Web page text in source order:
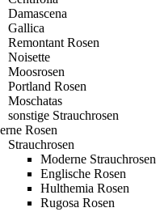
Damascena
Gallica
Remontant Rosen
Noisette
Moosrosen
Portland Rosen
Moschatas
sonstige Strauchrosen
Rosen
Strauchrosen
Moderne Strauchrosen
Englische Rosen
Hulthemia Rosen
Rugosa Rosen